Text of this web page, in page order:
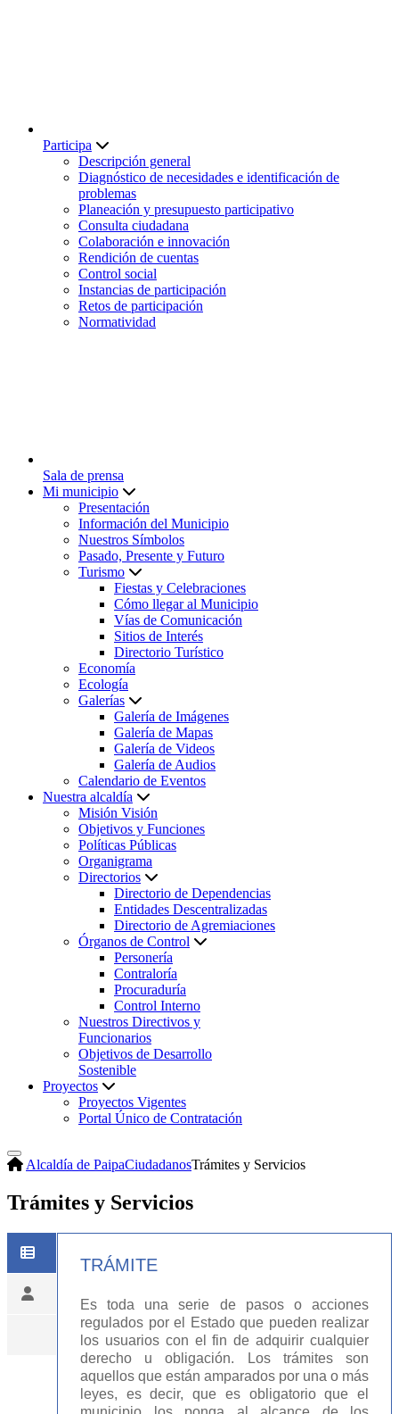
Participa
Descripción general
Diagnóstico de necesidades e identificación de
problemas
Planeación y presupuesto participativo
Consulta ciudadana
Colaboración e innovación
Rendición de cuentas
Control social
Instancias de participación
Retos de participación
Normatividad
Sala de prensa
Mi municipio
Presentación
Información del Municipio
Nuestros Símbolos
Pasado, Presente y Futuro
Turismo
Fiestas y Celebraciones
Cómo llegar al Municipio
Vías de Comunicación
Sitios de Interés
Directorio Turístico
Economía
Ecología
Galerías
Galería de Imágenes
Galería de Mapas
Galería de Videos
Galería de Audios
Calendario de Eventos
Nuestra alcaldía
Misión Visión
Objetivos y Funciones
Políticas Públicas
Organigrama
Directorios
Directorio de Dependencias
Entidades Descentralizadas
Directorio de Agremiaciones
Órganos de Control
Personería
Contraloría
Procuraduría
Control Interno
Nuestros Directivos y
Funcionarios
Objetivos de Desarrollo
Sostenible
Proyectos
Proyectos Vigentes
Portal Único de Contratación
Alcaldía de PaipaCiudadanosTrámites y Servicios
Trámites y Servicios
TRÁMITE
Es toda una serie de pasos o acciones
regulados por el Estado que pueden realizar
los usuarios con el fin de adquirir cualquier
derecho u obligación. Los trámites son
aquellos que están amparados por una o más
leyes, es decir, que es obligatorio que el